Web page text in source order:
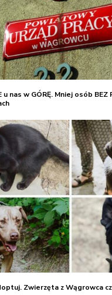
u nas w GÓRĘ. Mniej osób
Zwierzęta z Wągrowca